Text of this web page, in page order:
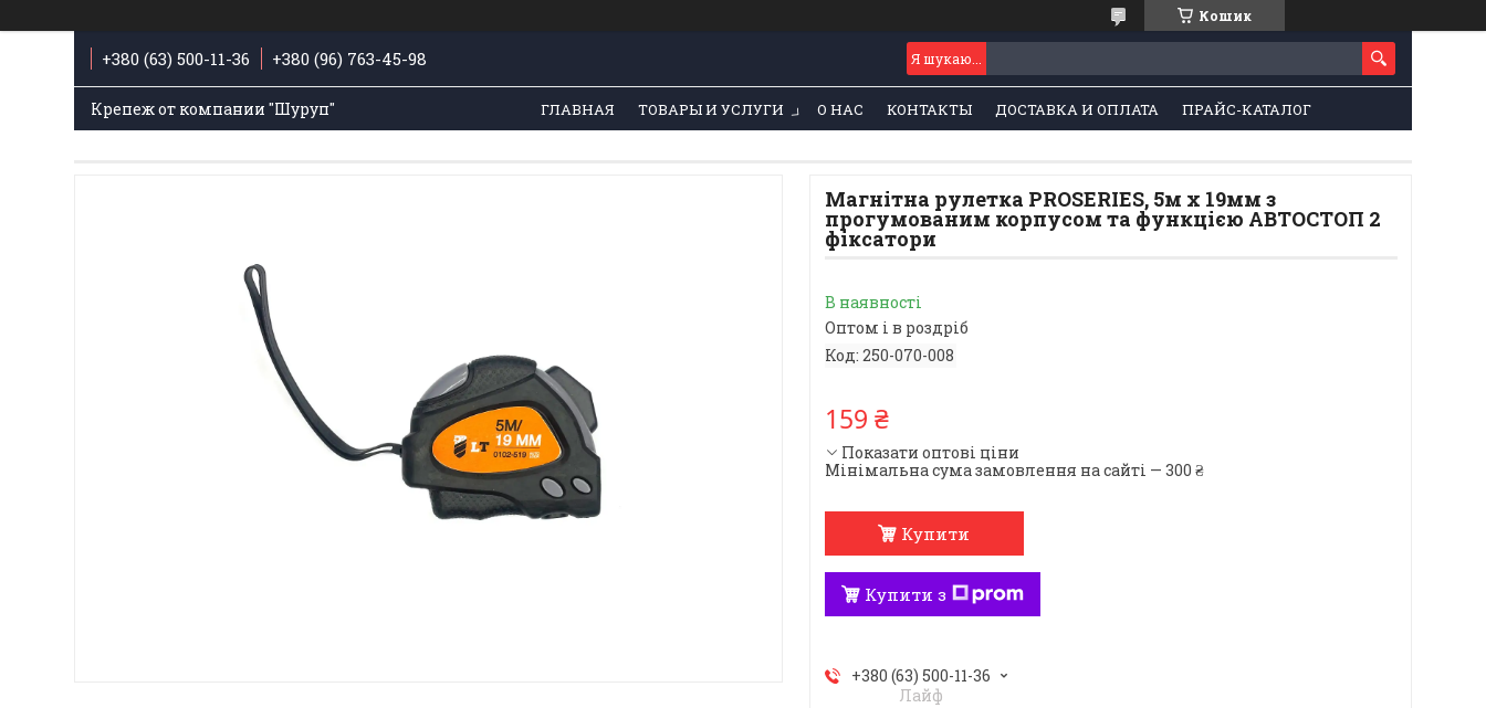
Кошик
+380 (63) 500-11-36 +380 (96) 763-45-98
Крепеж от компании "Шуруп" ГЛАВНАЯ ТОВАРЫ И УСЛУГИ О НАС КОНТАКТЫ ДОСТАВКА И ОПЛАТА ПРАЙС-КАТАЛОГ
Магнітна рулетка PROSERIES, 5м x 19мм з
прогумованим корпусом та функцією АВТОСТОП 2
фіксатори
В наявності
Оптом і в роздріб
Код: 250-070-008
159 ₴
Показати оптові ціни
Мінімальна сума замовлення на сайті — 300 ₴
Купити
Купити з
+380 (63) 500-11-36
Лайф